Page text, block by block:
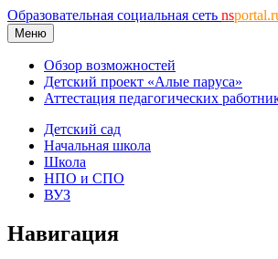
Образовательная социальная сеть ns
Меню
Обзор возможностей
Детский проект «Алые паруса»
Аттестация педагогических
Детский сад
Начальная школа
Школа
НПО и СПО
ВУЗ
Навигация